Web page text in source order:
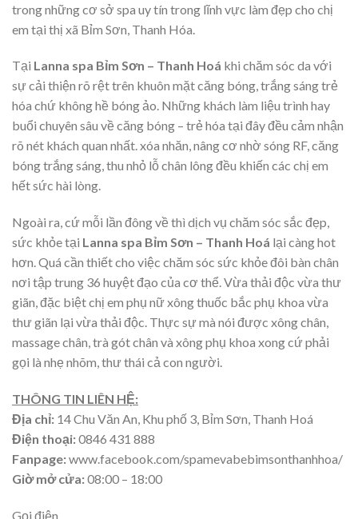
trong những cơ sở spa uy tín trong lĩnh vực làm đẹp cho chị
em tại thị xã Bỉm Sơn, Thanh Hóa.
Tại Lanna spa Bỉm Sơn – Thanh Hoá khi chăm sóc da với
sự cải thiện rõ rệt trên khuôn mặt căng bóng, trắng sáng trẻ
hóa chứ không hề bóng ảo. Những khách làm liệu trình hay
buổi chuyên sâu về căng bóng – trẻ hóa tại đây đều cảm nhận
rõ nét khách quan nhất. xóa nhăn, nâng cơ nhờ sóng RF, căng
bóng trắng sáng, thu nhỏ lỗ chân lông đều khiến các chị em
hết sức hài lòng.
Ngoài ra, cứ mỗi lần đông về thì dịch vụ chăm sóc sắc đẹp,
sức khỏe tại Lanna spa Bỉm Sơn – Thanh Hoá lại càng hot
hơn. Quá cần thiết cho việc chăm sóc sức khỏe đôi bàn chân
nơi tập trung 36 huyệt đạo của cơ thể. Vừa thải độc vừa thư
giãn, đặc biệt chị em phụ nữ xông thuốc bắc phụ khoa vừa
thư giãn lại vừa thải độc. Thực sự mà nói được xông chân,
massage chân, trà gót chân và xông phụ khoa xong cứ phải
gọi là nhẹ nhõm, thư thái cả con người.
THÔNG TIN LIÊN HỆ:
Địa chỉ: 14 Chu Văn An, Khu phố 3, Bỉm Sơn, Thanh Hoá
Điện thoại:0846 431 888
Fanpage:www.facebook.com/spamevabebimsonthanhhoa/
Giờ mở cửa:08:00 – 18:00
Gọi điện